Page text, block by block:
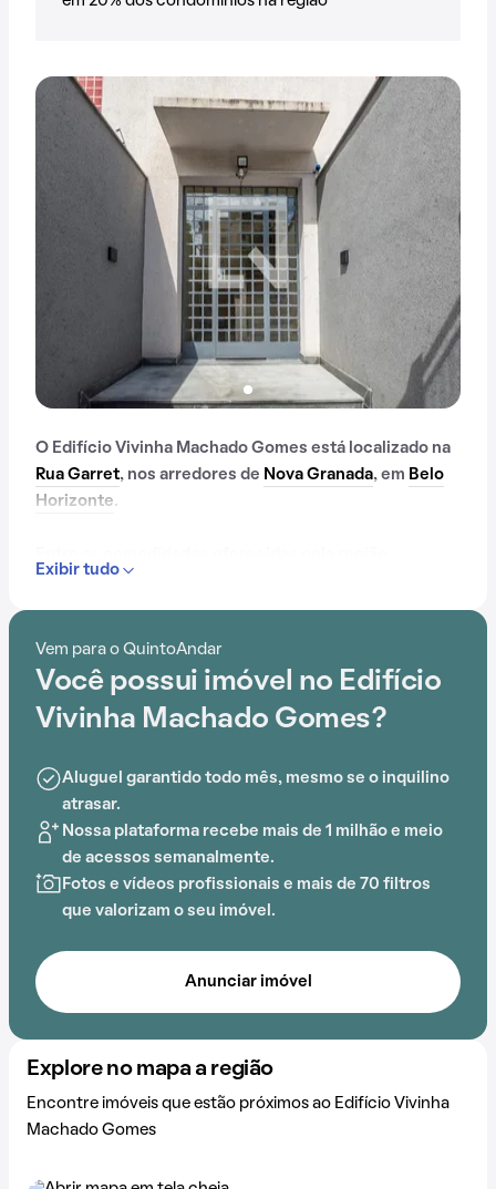
O Edifício Vivinha Machado Gomes está localizado na
Rua Garret, nos arredores de Nova Granada, em Belo
Horizonte.
Paiva, Hospital Dia e Maternidade UNIMED, Faculdade
Agostinho e Mundo Feliz que facilitam o dia a dia.
Os moradores contam com um espaço que reúne
Machado Gomes, é possível aproveitar gás encanado
e espaço gourmet na área comum, o cenário perfeito
para quem deseja morar bem.
Exibir tudo
Vem para o QuintoAndar
Você possui imóvel no Edifício
Vivinha Machado Gomes?
Aluguel garantido todo mês, mesmo se o inquilino
atrasar.
Nossa plataforma recebe mais de 1 milhão e meio
de acessos semanalmente.
Fotos e vídeos profissionais e mais de 70 filtros
que valorizam o seu imóvel.
Anunciar imóvel
Explore no mapa a região
Encontre imóveis que estão próximos ao Edifício Vivinha
Machado Gomes